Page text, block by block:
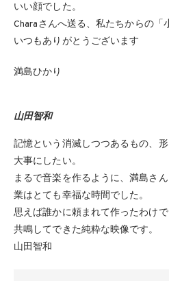
いい顔でした。
Charaさんへ送る、私たちからの「
いつもありがとうございます
満島ひかり
山田智和
記憶という消滅しつつあるもの、
大事にしたい。
まるで音楽を作るように、満島さ
業はとても幸福な時間でした。
思えば誰かに頼まれて作ったわけ
共鳴してできた純粋な映像です。
山田智和